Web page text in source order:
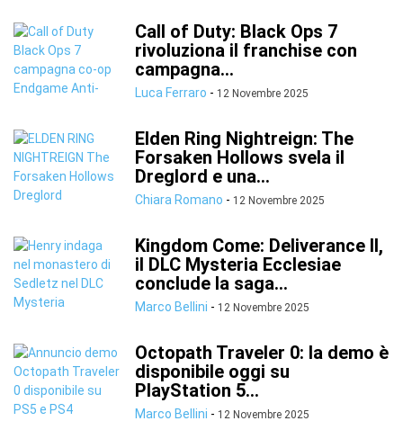
Call of Duty: Black Ops 7
rivoluziona il franchise con
campagna...
Luca Ferraro - 12 Novembre 2025
Elden Ring Nightreign: The
Forsaken Hollows svela il
Dreglord e una...
Chiara Romano - 12 Novembre 2025
Kingdom Come: Deliverance II,
il DLC Mysteria Ecclesiae
conclude la saga...
Marco Bellini - 12 Novembre 2025
Octopath Traveler 0: la demo è
disponibile oggi su
PlayStation 5...
Marco Bellini - 12 Novembre 2025